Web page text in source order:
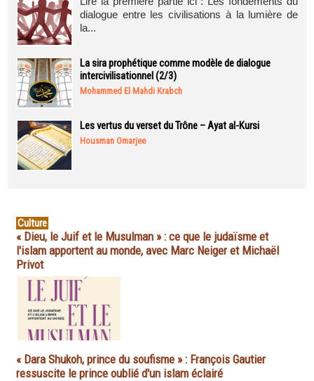
dialogue entre les civilisations à la lumière de
la...
La sira prophétique comme modèle de dialogue
intercivilisationnel (2/3)
Mohammed El Mahdi Krabch
Les vertus du verset du Trône – Ayat al-Kursi
Housman Omarjee
Culture
« Dieu, le Juif et le Musulman » : ce que le judaïsme et
l'islam apportent au monde, avec Marc Neiger et Michaël
Privot
« Dara Shukoh, prince du soufisme » : François Gautier
ressuscite le prince oublié d'un islam éclairé